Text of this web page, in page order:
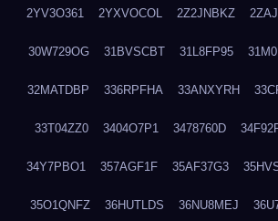
2YV3O361 2YXVOCOL 2Z2JNBKZ
30W729OG 31BVSCBT 31L8FP95
32MATDBP 336RPFHA 33ANXYRH
33T04ZZ0 3404O7P1 3478760D
34Y7PBO1 357AGF1F 35AF37G3
35O1QNFZ 36HUTLDS 36NU8MEJ